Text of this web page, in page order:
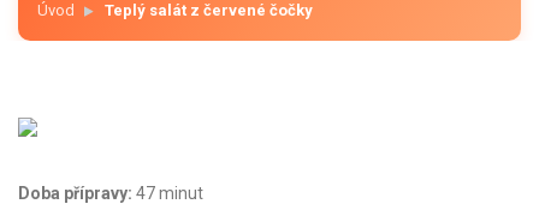
Úvod Teplý salát z červené čočky
Doba přípravy: 47 minut